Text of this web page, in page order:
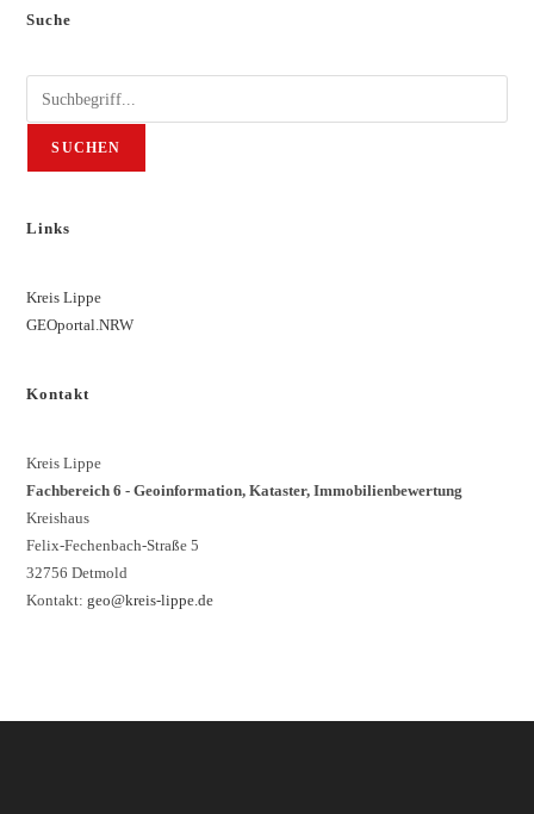
Suche
SUCHEN
Links
Kreis Lippe
GEOportal.NRW
Kontakt
Kreis Lippe
Fachbereich 6 - Geoinformation, Kataster, Immobilienbewertung
Kreishaus
Felix-Fechenbach-Straße 5
32756 Detmold
Kontakt:geo@kreis-lippe.de